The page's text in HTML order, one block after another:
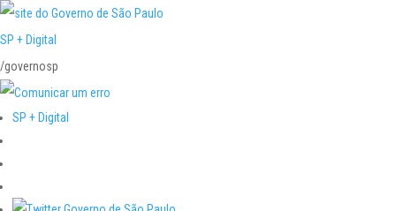
SP + Digital
/governosp
SP + Digital